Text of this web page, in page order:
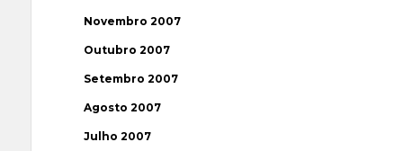
Novembro 2007
Outubro 2007
Setembro 2007
Agosto 2007
Julho 2007